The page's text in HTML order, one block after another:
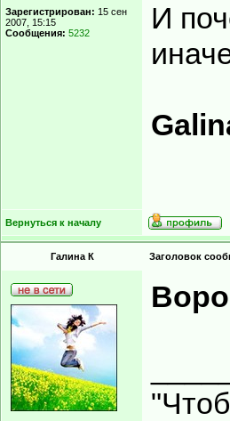
Зарегистрирован: 15 сен
2007, 15:15
Сообщения: 5232
И
Вернуться к началу
Галина К Заголовок